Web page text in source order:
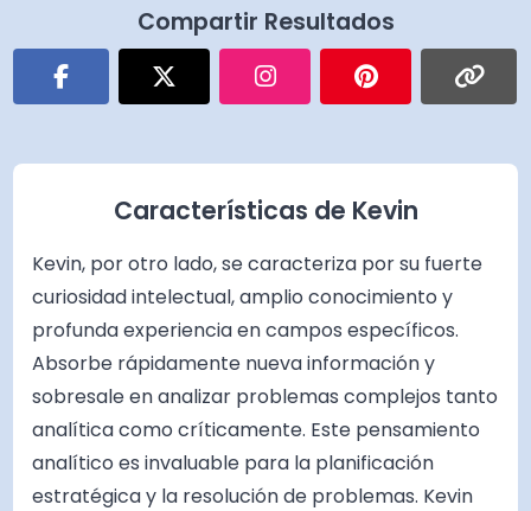
Compartir Resultados
Características de Kevin
Kevin, por otro lado, se caracteriza por su fuerte
curiosidad intelectual, amplio conocimiento y
profunda experiencia en campos específicos.
Absorbe rápidamente nueva información y
sobresale en analizar problemas complejos tanto
analítica como críticamente. Este pensamiento
analítico es invaluable para la planificación
estratégica y la resolución de problemas. Kevin